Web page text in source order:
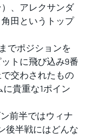
、アレクサンダ
田というトップ
でポジションを
トに飛び込み9番
交わされたもの
貴重な1ポイン
前半ではウィナ
後半戦にはどんな